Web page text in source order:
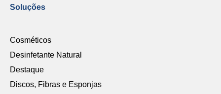
Soluções
Cosméticos
Desinfetante Natural
Destaque
Discos, Fibras e Esponjas